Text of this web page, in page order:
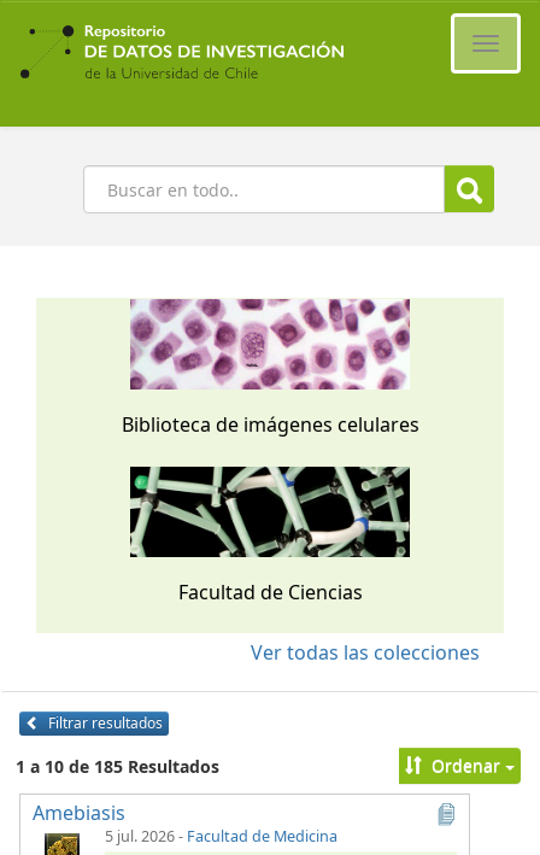
Ir
contenido
principal
Buscar
Biblioteca de imágenes celulares
Facultad de Ciencias
Ver todas las colecciones
Filtrar resultados
1 a 10 de 185 Resultados Ordenar
Amebiasis
5 jul. 2026- Facultad de Medicina